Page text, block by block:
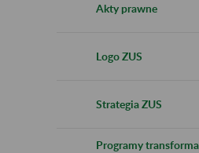
Akty prawne
Logo ZUS
Strategia ZUS
Programy